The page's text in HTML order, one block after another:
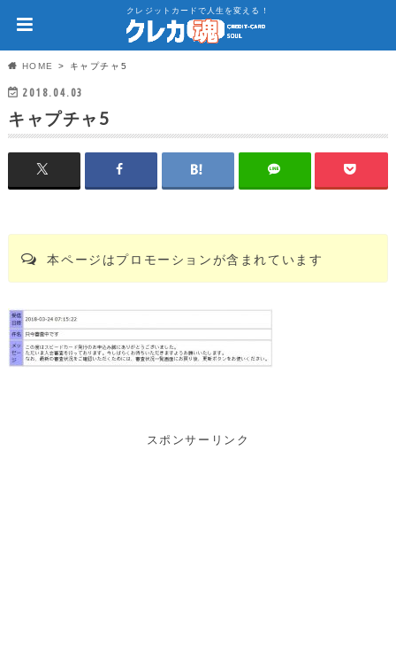
クレジットカードで人生を変える！
HOME キャプチャ5
2018.04.03
キャプチャ5
本ページはプロモーションが含まれています
スポンサーリンク